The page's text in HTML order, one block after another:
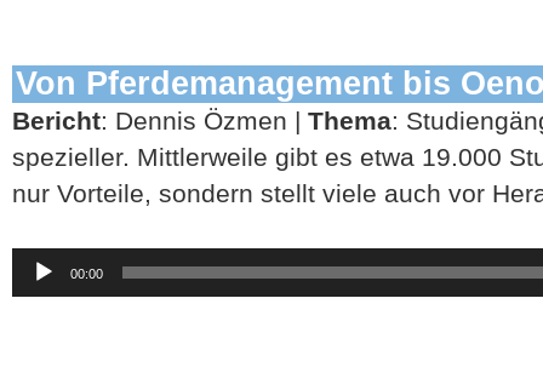
Von Pferdemanagement bis
Bericht: Dennis Özmen | Thema:
spezieller. Mittlerweile gibt es etwa 19.000
nur Vorteile, sondern stellt viele auch vor
Audio-
Player
00:00